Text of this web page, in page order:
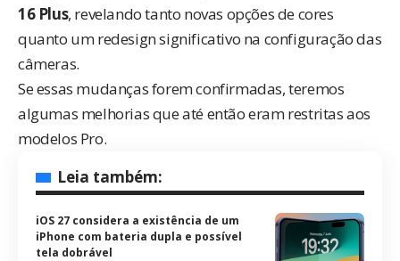
16 Plus, revelando tanto novas opções de cores
quanto um redesign significativo na configuração das
câmeras.
Se essas mudanças forem confirmadas, teremos
algumas melhorias que até então eram restritas aos
modelos Pro.
Leia também:
iOS 27 considera a existência de um
iPhone com bateria dupla e possível
tela dobrável